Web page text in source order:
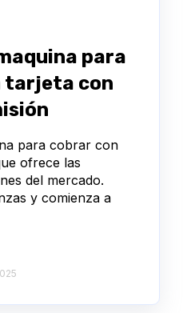
para
tarjeta con
para cobrar con
ofrece las
del mercado.
y comienza a